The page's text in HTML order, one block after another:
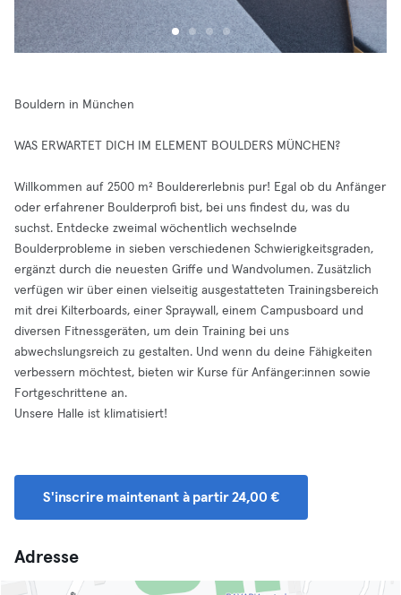
Bouldern in München
WAS ERWARTET DICH IM ELEMENT BOULDERS MÜNCHEN?
Willkommen auf 2500 m² Bouldererlebnis pur! Egal ob du Anfänger
oder erfahrener Boulderprofi bist, bei uns findest du, was du
suchst. Entdecke zweimal wöchentlich wechselnde
Boulderprobleme in sieben verschiedenen Schwierigkeitsgraden,
ergänzt durch die neuesten Griffe und Wandvolumen. Zusätzlich
verfügen wir über einen vielseitig ausgestatteten Trainingsbereich
mit drei Kilterboards, einer Spraywall, einem Campusboard und
diversen Fitnessgeräten, um dein Training bei uns
abwechslungsreich zu gestalten. Und wenn du deine Fähigkeiten
verbessern möchtest, bieten wir Kurse für Anfänger:innen sowie
Fortgeschrittene an.
Unsere Halle ist klimatisiert!
S'inscrire maintenant à partir 24,00 €
Adresse